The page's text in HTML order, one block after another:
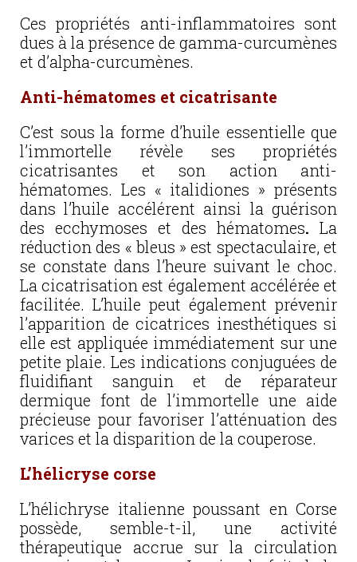
Ces propriétés anti-inflammatoires sont
dues à la présence de gamma-curcumènes
et d’alpha-curcumènes.
Anti-hématomes et cicatrisante
C’est sous la forme d’huile essentielle que
l’immortelle révèle ses propriétés
cicatrisantes et son action anti-
hématomes. Les « italidiones » présents
dans l’huile accélérent ainsi la guérison
des ecchymoses et des hématomes. La
réduction des « bleus » est spectaculaire, et
se constate dans l’heure suivant le choc.
La cicatrisation est également accélérée et
facilitée. L’huile peut également prévenir
l’apparition de cicatrices inesthétiques si
elle est appliquée immédiatement sur une
petite plaie. Les indications conjuguées de
fluidifiant sanguin et de réparateur
dermique font de l’immortelle une aide
précieuse pour favoriser l’atténuation des
varices et la disparition de la couperose.
L’hélicryse corse
L’hélichryse italienne poussant en Corse
possède, semble-t-il, une activité
thérapeutique accrue sur la circulation